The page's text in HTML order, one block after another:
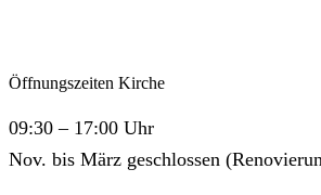
Öffnungszeiten Kirche
09:30 – 17:00 Uhr
Nov. bis März geschlossen